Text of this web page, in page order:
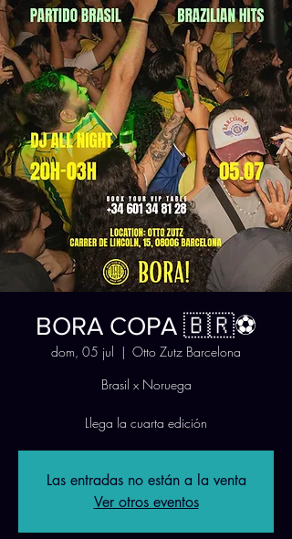
BORA COPA 🇧🇷⚽
dom, 05 jul
  |
Otto Zutz Barcelona
Brasil x Noruega
Llega la cuarta edición
Las entradas no están a la venta
Ver otros eventos